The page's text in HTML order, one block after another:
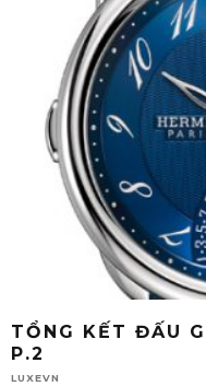
TỔNG KẾT ĐẤU
P.2
LUXEVN